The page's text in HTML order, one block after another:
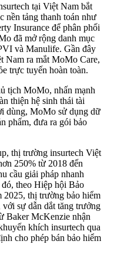
tại Việt Nam bắt
nền tảng thanh toán như
Insurance để phân phối
đã mở rộng danh mục
và Manulife. Gần đây
Nam ra mắt MoMo Care,
trực tuyến hoàn toàn.
tịch MoMo, nhấn mạnh
thiện hệ sinh thái tài
dùng, MoMo sử dụng dữ
phẩm, đưa ra gói bảo
thị trường insurtech Việt
250% từ 2018 đến
cầu giải pháp nhanh
theo Hiệp hội Bảo
2025, thị trường bảo hiểm
sự dẫn dắt tăng trưởng
Baker McKenzie nhận
khích insurtech qua
cho phép bán bảo hiểm